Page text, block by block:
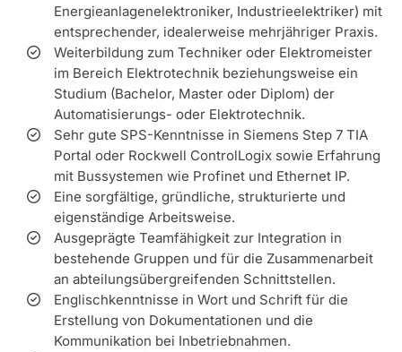
Energieanlagenelektroniker, Industrieelektriker) mit
entsprechender, idealerweise mehrjähriger Praxis.
Weiterbildung zum Techniker oder Elektromeister
im Bereich Elektrotechnik beziehungsweise ein
Studium (Bachelor, Master oder Diplom) der
Automatisierungs- oder Elektrotechnik.
Sehr gute SPS-Kenntnisse in Siemens Step 7 TIA
Portal oder Rockwell ControlLogix sowie Erfahrung
mit Bussystemen wie Profinet und Ethernet IP.
Eine sorgfältige, gründliche, strukturierte und
eigenständige Arbeitsweise.
Ausgeprägte Teamfähigkeit zur Integration in
bestehende Gruppen und für die Zusammenarbeit
an abteilungsübergreifenden Schnittstellen.
Englischkenntnisse in Wort und Schrift für die
Erstellung von Dokumentationen und die
Kommunikation bei Inbetriebnahmen.